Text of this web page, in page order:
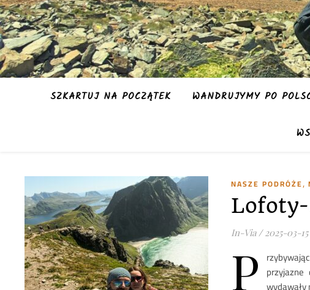
SZKARTUJ NA POCZĄTEK WANDRUJYMY PO
NASZE PODRÓŻE,
In-Via / 2025-03-15
P